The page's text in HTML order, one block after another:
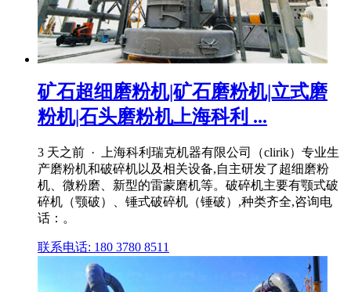
矿石超细磨粉机|矿石磨粉机|立式磨
粉机|石头磨粉机上海科利 ...
3 天之前 · 上海科利瑞克机器有限公司（clirik）专业生
产磨粉机和破碎机以及相关设备,自主研发了超细磨粉
机、微粉磨、新型的雷蒙磨机等。破碎机主要有颚式破
碎机（颚破）、锤式破碎机（锤破）,种类齐全,咨询电
话：。
联系电话: 180 3780 8511